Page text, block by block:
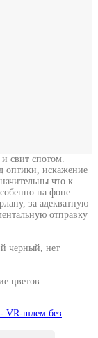
свит спотом.
оптики, искажение
что к
на фоне
за адекватную
отправку
черный, нет
цветов